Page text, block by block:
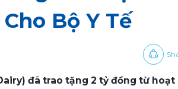
Bộ Y Tế
đã trao tặng 2 tỷ đồng từ hoạt